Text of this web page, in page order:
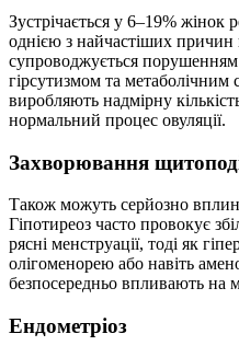
Зустрічається у 6–19% жінок
однією з найчастіших
супроводжується
гірсутизмом та
виробляють надмірну
нормальний процес овуляції.
Захворювання
Також можуть серйозно
Гіпотиреоз часто провокує
рясні менструації, тоді як
олігоменорею або навіть
безпосередньо впливають на
Ендометріоз